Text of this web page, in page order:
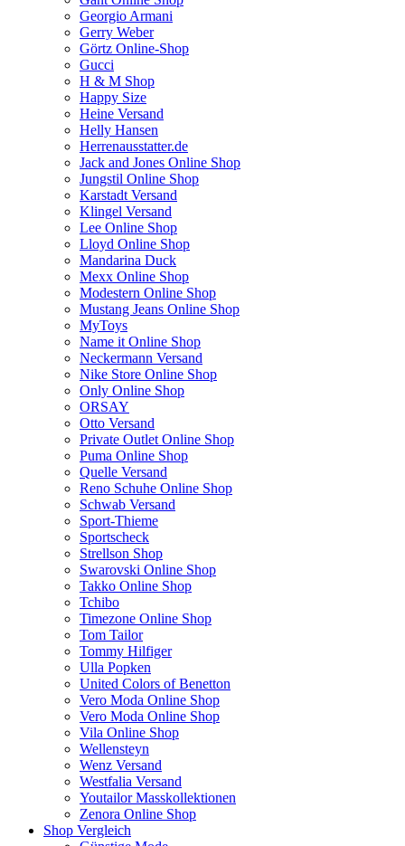
Georgio Armani
Gerry Weber
Görtz Online-Shop
Gucci
H & M Shop
Happy Size
Heine Versand
Helly Hansen
Herrenausstatter.de
Jack and Jones Online Shop
Jungstil Online Shop
Karstadt Versand
Klingel Versand
Lee Online Shop
Lloyd Online Shop
Mandarina Duck
Mexx Online Shop
Modestern Online Shop
Mustang Jeans Online Shop
MyToys
Name it Online Shop
Neckermann Versand
Nike Store Online Shop
Only Online Shop
ORSAY
Otto Versand
Private Outlet Online Shop
Puma Online Shop
Quelle Versand
Reno Schuhe Online Shop
Schwab Versand
Sport-Thieme
Sportscheck
Strellson Shop
Swarovski Online Shop
Takko Online Shop
Tchibo
Timezone Online Shop
Tom Tailor
Tommy Hilfiger
Ulla Popken
United Colors of Benetton
Vero Moda Online Shop
Vero Moda Online Shop
Vila Online Shop
Wellensteyn
Wenz Versand
Westfalia Versand
Youtailor Masskollektionen
Zenora Online Shop
Shop Vergleich